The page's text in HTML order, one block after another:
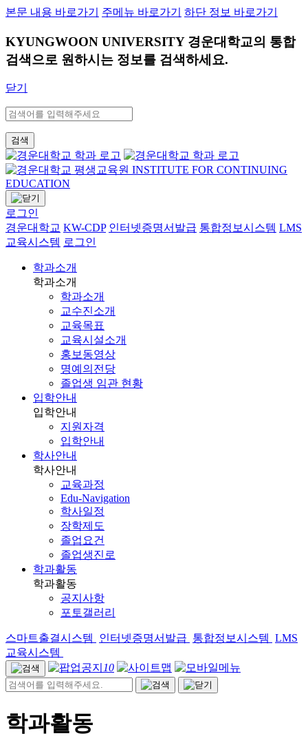
본문 내용 바로가기 주메뉴 바로가기 하단 정보 바로가기
KYUNGWOON UNIVERSITY 경운대학교의 통합
검색으로 원하시는 정보를 검색하세요.
닫기
검색
로그인
경운대학교 KW-CDP 인터넷증명서발급 통합정보시스템 LMS
교육시스템 로그인
학과소개
학과소개
학과소개
교수진소개
교육목표
교육시설소개
홍보동영상
명예의전당
졸업생 임관 현황
입학안내
입학안내
지원자격
입학안내
학사안내
학사안내
교육과정
Edu-Navigation
학사일정
장학제도
졸업요건
졸업생진로
학과활동
학과활동
공지사항
포토갤러리
스마트출결시스템 인터넷증명서발급 통합정보시스템 LMS
교육시스템
10
학과활동